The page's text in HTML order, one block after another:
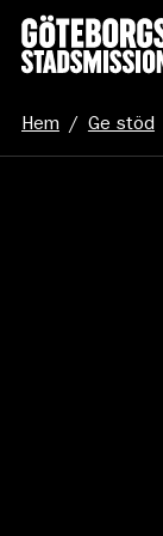
Hem / Ge stöd